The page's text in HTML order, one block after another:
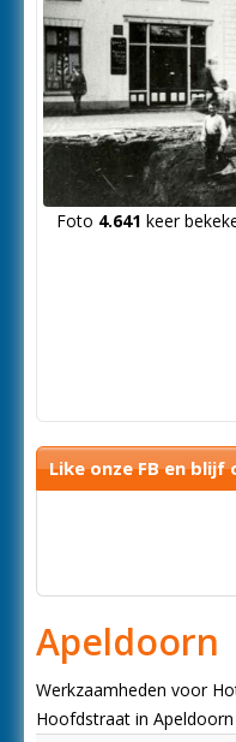
Foto 4.641 keer
Like onze FB en
Apeldoorn
Werkzaamheden voor
Hoofdstraat in